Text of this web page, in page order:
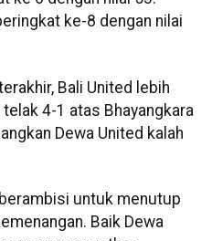
ke-8 dengan nilai
Bali United lebih
4-1 atas Bhayangkara
Dewa United kalah
untuk menutup
Baik Dewa